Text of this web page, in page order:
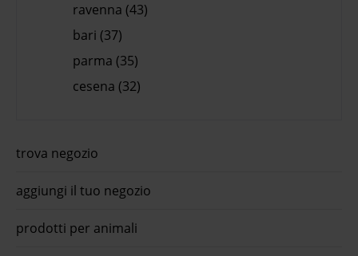
ravenna (43)
bari (37)
parma (35)
cesena (32)
trova negozio
aggiungi il tuo negozio
prodotti per animali